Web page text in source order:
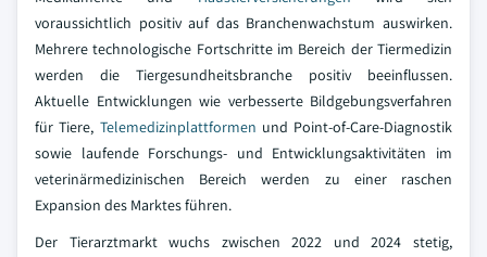
voraussichtlich positiv auf das Branchenwachstum auswirken.
Mehrere technologische Fortschritte im Bereich der Tiermedizin
werden die Tiergesundheitsbranche positiv beeinflussen.
Aktuelle Entwicklungen wie verbesserte Bildgebungsverfahren
für Tiere, Telemedizinplattformen und Point-of-Care-Diagnostik
sowie laufende Forschungs- und Entwicklungsaktivitäten im
veterinärmedizinischen Bereich werden zu einer raschen
Expansion des Marktes führen.
Der Tierarztmarkt wuchs zwischen 2022 und 2024 stetig,